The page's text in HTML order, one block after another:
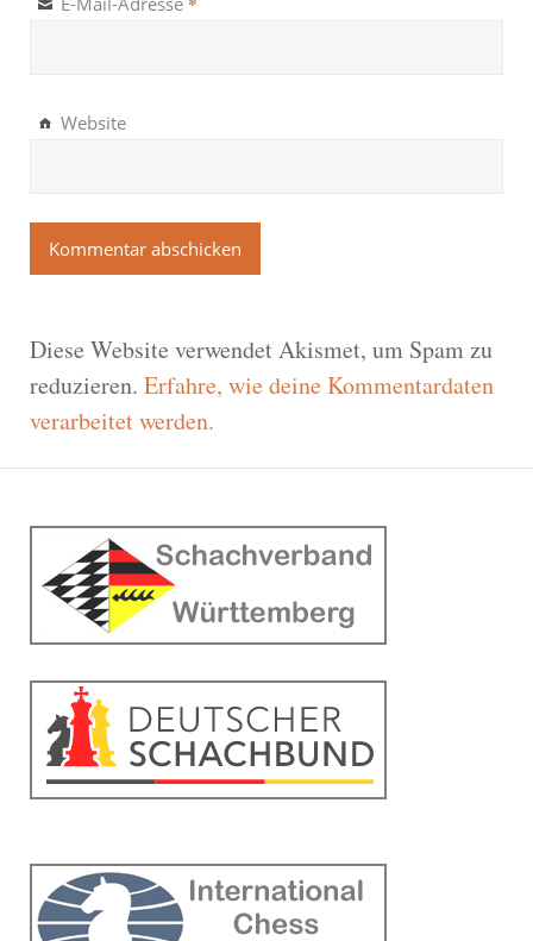
Website
Diese Website verwendet Akismet, um Spam zu
reduzieren. Erfahre, wie deine Kommentardaten
verarbeitet werden.